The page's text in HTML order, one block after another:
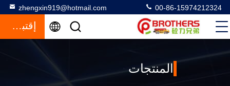
zhengxin919@hotmail.com 00-86-15974212324
إقتباس
المنتجات